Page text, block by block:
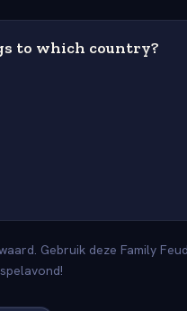
to which country?
Gebruik deze Family